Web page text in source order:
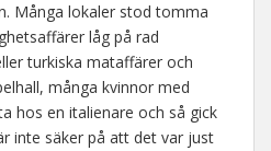
Många lokaler stod tomma
låg på rad
turkiska mataffärer och
många kvinnor med
hos en italienare och så gick
inte säker på att det var just